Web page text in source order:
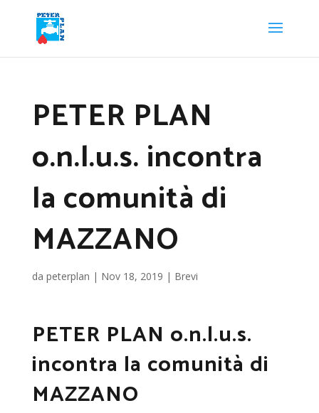
PETER PLAN
o.n.l.u.s. incontra
la comunità di
MAZZANO
da peterplan | Nov 18, 2019 | Brevi
PETER PLAN o.n.l.u.s.
incontra la comunità di
MAZZANO